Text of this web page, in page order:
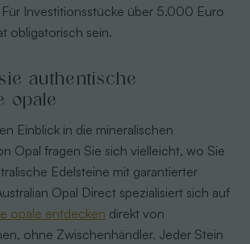
Investitionsstücke über 5.000 Euro
obligatorisch sein.
authentische
opale
Einblick in die mineralischen
Opal fragen Sie sich vielleicht, wo Sie
Edelsteine mit garantierter
Opal Direct spezialisiert sich auf
opale entdecken direkt von
ohne Zwischenhändler. Jeder Stein